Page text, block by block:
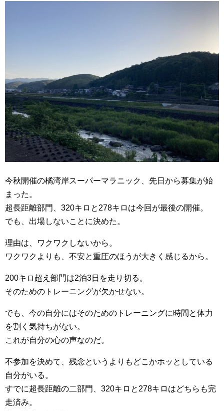
今秋開催の橘湾岸スーパーマラニック、先日から募集が始
まった。
超長距離部門、320キロと278キロは今回が最後の開催。
でも、出場しないことに決めた。
理由は、ワクワクしないから。
ワクワクよりも、不安と重圧のほうが大きく感じるから。
200キロ超え部門は2泊3日を走り切る。
そのためのトレーニングが欠かせない。
でも、今の自分にはそのためのトレーニングに時間と体力
を割く気持ちがない。
これが自分の心の声なのだ。
不参加を決めて、残念というよりもどこかホッとしている
自分がいる。
すでに超長距離の二部門、320キロと278キロはどちらも完
走済み。